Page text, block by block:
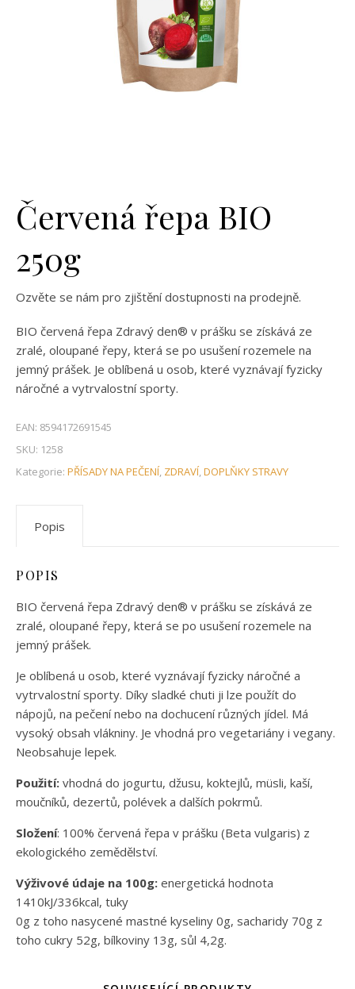
Červená řepa BIO
250g
Ozvěte se nám pro zjištění dostupnosti na prodejně.
BIO červená řepa Zdravý den® v prášku se získává ze
zralé, oloupané řepy, která se po usušení rozemele na
jemný prášek. Je oblíbená u osob, které vyznávají fyzicky
náročné a vytrvalostní sporty.
EAN: 8594172691545
SKU: 1258
Kategorie: PŘÍSADY NA PEČENÍ, ZDRAVÍ,DOPLŇKY STRAVY
Popis
POPIS
BIO červená řepa Zdravý den® v prášku se získává ze
zralé, oloupané řepy, která se po usušení rozemele na
jemný prášek.
Je oblíbená u osob, které vyznávají fyzicky náročné a
vytrvalostní sporty. Díky sladké chuti ji lze použít do
nápojů, na pečení nebo na dochucení různých jídel. Má
vysoký obsah vlákniny. Je vhodná pro vegetariány i vegany.
Neobsahuje lepek.
Použití: vhodná do jogurtu, džusu, koktejlů, müsli, kaší,
moučníků, dezertů, polévek a dalších pokrmů.
Složení: 100% červená řepa v prášku (Beta vulgaris) z
ekologického zemědělství.
Výživové údaje na 100g: energetická hodnota
1410kJ/336kcal, tuky
0g z toho nasycené mastné kyseliny 0g, sacharidy 70g z
toho cukry 52g, bílkoviny 13g, sůl 4,2g.